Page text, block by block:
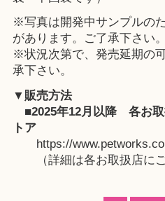
※写真は開発中サンプルの
があります。ご了承下さい。
※状況次第で、発売延期の
承下さい。
▼販売方法
■2025年12月以降 各お
トア
https://
（詳細は各お取扱店にご